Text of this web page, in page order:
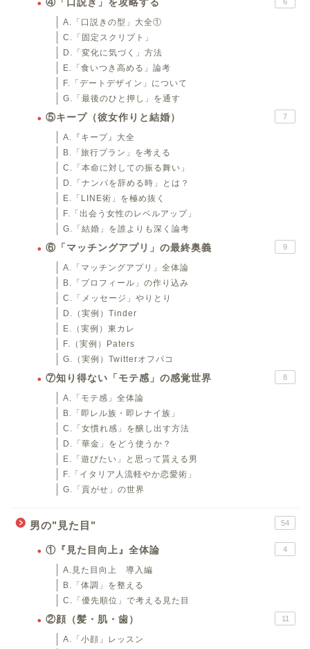
④「口説き」を攻略する
A.「口説きの型」大全①
C.「固定スクリプト」
D.「変化に気づく」方法
E.「食いつき高める」論考
F.「デートデザイン」について
G.「最後のひと押し」を通す
⑤キープ（彼女作りと結婚） 7
A.『キープ』大全
B.「旅行プラン」を考える
C.「本命に対しての振る舞い」
D.「ナンパを辞める時」とは？
E.「LINE術」を極め抜く
F.「出会う女性のレベルアップ」
G.「結婚」を誰よりも深く論考
⑥「マッチングアプリ」の最終奥義 9
A.「マッチングアプリ」全体論
B.「プロフィール」の作り込み
C.「メッセージ」やりとり
D.（実例）Tinder
E.（実例）東カレ
F.（実例）Paters
G.（実例）Twitterオフパコ
⑦知り得ない「モテ感」の感覚世界 8
A.「モテ感」全体論
B.「即レル族・即レナイ族」
C.「女慣れ感」を醸し出す方法
D.「華金」をどう使うか？
E.「遊びたい」と思って貰える男
F.「イタリア人流軽やか恋愛術」
G.「貢がせ」の世界
男の"見た目" 54
①『見た目向上』全体論 4
A.見た目向上 導入編
B.「体調」を整える
C.「優先順位」で考える見た目
②顔（髪・肌・歯） 11
A.「小顔」レッスン